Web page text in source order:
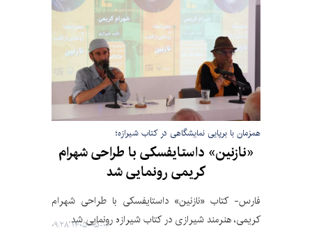
همزمان با برپایی نمایشگاهی در کتاب شیرازه؛
«نازنین» داستایفسکی با طراحی شهرام
کریمی رونمایی شد
فارس- کتاب «نازنین» داستایفسکی با طراحی شهرام
کریمی، هنرمند شیرازی در کتاب شیرازه رونمایی شد.
۱۴۰۵-۰۵-۰۶ ۰۹:۲۸